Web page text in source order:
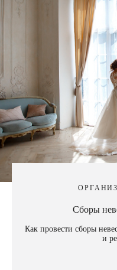
Сборы
Как провести сборы
и